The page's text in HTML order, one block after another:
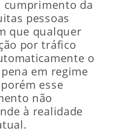
cumprimento da
pessoas
que qualquer
por tráfico
o
em regime
esse
não
à realidade